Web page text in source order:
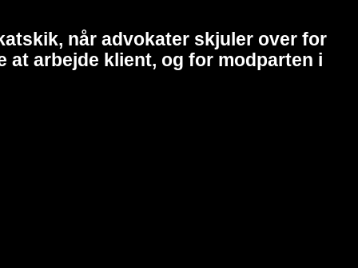
når advokater skjuler over for
at arbejde klient, og for modparten i